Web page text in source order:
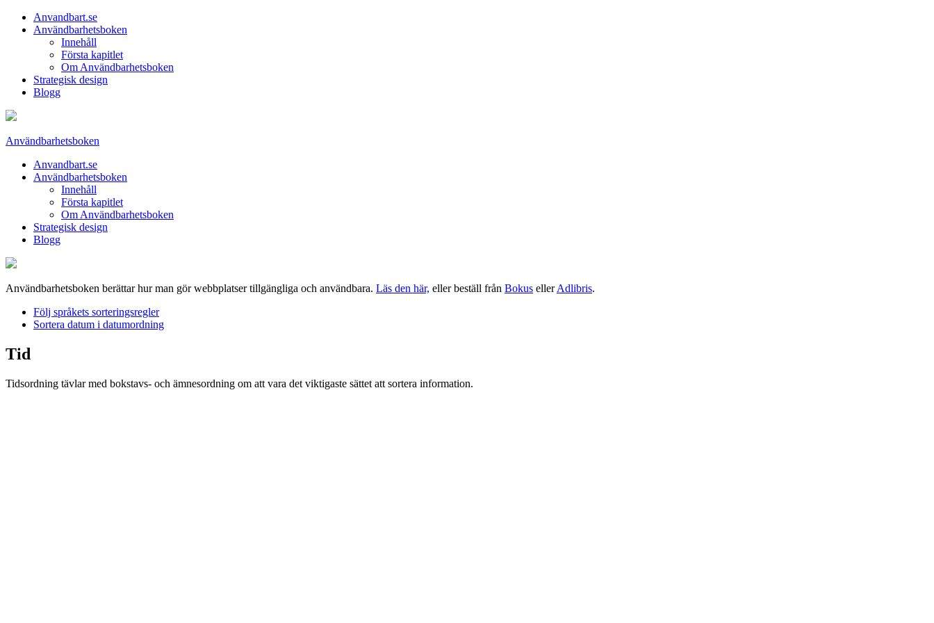
Anvandbart.se
Användbarhetsboken
Innehåll
Första kapitlet
Om Användbarhetsboken
Strategisk design
Blogg
Användbarhetsboken
Anvandbart.se
Användbarhetsboken
Innehåll
Första kapitlet
Om Användbarhetsboken
Strategisk design
Blogg
Användbarhetsboken berättar hur man gör webbplatser tillgängliga och användbara. Läs den här, eller beställ från Bokus ellerAdlibris.
Följ språkets sorteringsregler
Sortera datum i datumordning
Tid
Tidsordning tävlar med bokstavs- och ämnesordning om att vara det viktigaste sättet att sortera information.